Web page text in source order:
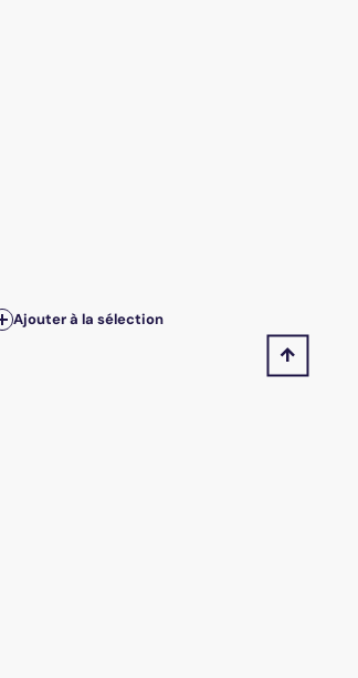
Ajouter à la sélection